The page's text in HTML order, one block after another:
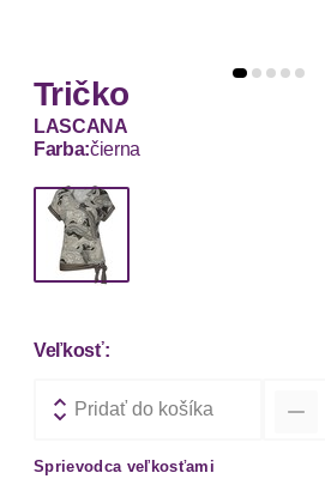
Tričko
LASCANA
Farba:čierna
Veľkosť:
Pridať do košíka
Sprievodca veľkosťami